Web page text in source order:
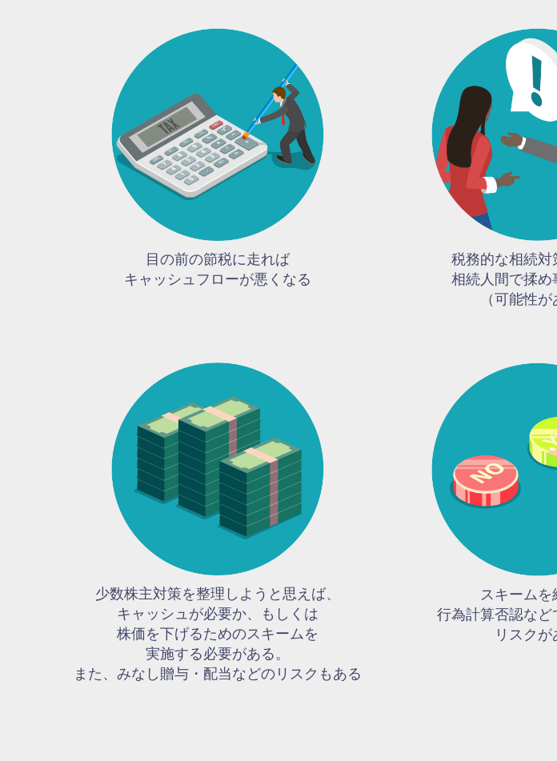
目の前の節税に走れば
キャッシュフローが悪くなる
税務的な相続対
相続人間で揉め
（可能性が
少数株主対策を整理しようと思えば、
キャッシュが必要か、もしくは
株価を下げるためのスキームを
実施する必要がある。
また、みなし贈与・配当などのリスクもある
スキームを
行為計算否認など
リスクが